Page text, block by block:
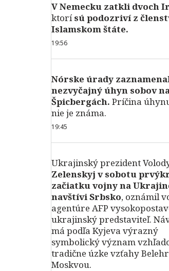
V Nemecku zatkli dvoch
ktorísú podozriví z
Islamskom štáte.
19:56
Nórske úrady
nezvyčajný úhyn sobov
Špicbergách. Príčina
nie je známa.
19:45
Ukrajinský prezident
Zelenskyj v sobotu
začiatku vojny na
navštívi Srbsko, oznámil
agentúre AFP
ukrajinský predstaviteľ.
má podľa Kyjeva výrazný
symbolický význam
tradične úzke vzťahy
Moskvou.